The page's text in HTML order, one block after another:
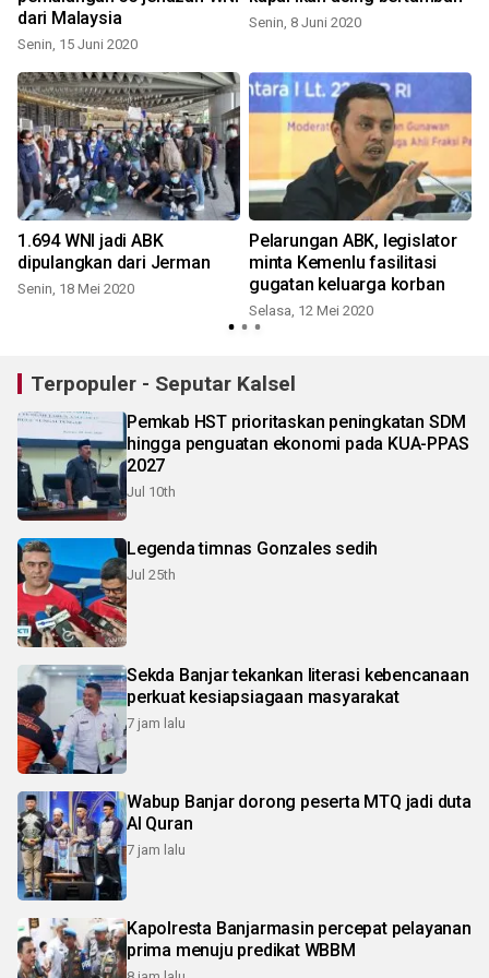
dari Malaysia
Senin, 15 Juni 2020
Senin, 8 Juni 2020
1.694 WNI jadi ABK
dipulangkan dari Jerman
Senin, 18 Mei 2020
Pelarungan ABK, legislator
minta Kemenlu fasilitasi
gugatan keluarga korban
Selasa, 12 Mei 2020
Terpopuler - Seputar Kalsel
Pemkab HST prioritaskan peningkatan SDM
hingga penguatan ekonomi pada KUA-PPAS
2027
Jul 10th
Legenda timnas Gonzales sedih
Jul 25th
Sekda Banjar tekankan literasi kebencanaan
perkuat kesiapsiagaan masyarakat
7 jam lalu
Wabup Banjar dorong peserta MTQ jadi duta
Al Quran
7 jam lalu
Kapolresta Banjarmasin percepat pelayanan
prima menuju predikat WBBM